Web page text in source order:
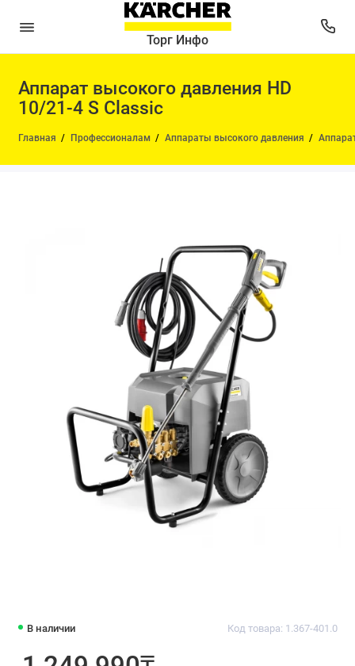
Торг Инфо
Аппарат высокого давления HD
10/21-4 S Classic
Главная Профессионалам Аппараты высокого давления
В наличии Код товара: 1.367-401.0